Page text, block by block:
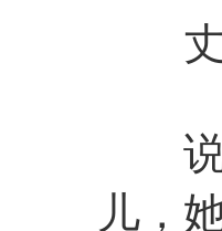
丈
说
儿，